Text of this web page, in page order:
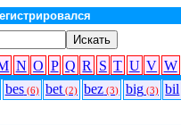
N O P Q R S T U V W
bes(6) bet (2) bez (3) big(3)
bil